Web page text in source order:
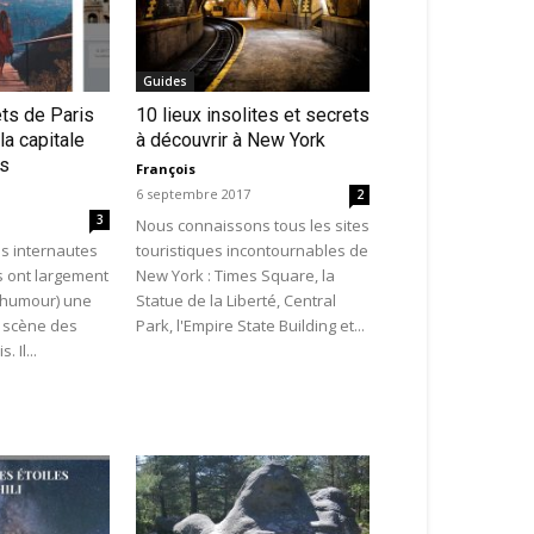
de Paris
capitale
3
internautes
ont largement
une
des
Il...
Guides
10 lieux insolites et secrets
à découvrir à New York
François
6 septembre 2017
2
Nous connaissons tous les sites
touristiques incontournables de
New York : Times Square, la
Statue de la Liberté, Central
Park, l'Empire State Building et...